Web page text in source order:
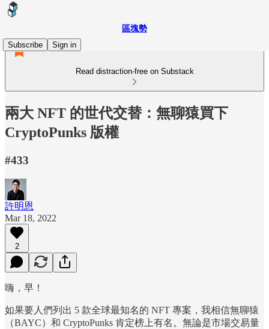
區塊勢
Subscribe
Sign in
Read distraction-free on Substack
兩大 NFT 的世代交替：無聊猿買下
CryptoPunks 版權
#433
許明恩
Mar 18, 2022
2
嗨，早！
如果要人們列出 5 款全球最知名的 NFT 專案，我相信無聊猿
（BAYC）和 CryptoPunks 肯定榜上有名。無論是市場交易量